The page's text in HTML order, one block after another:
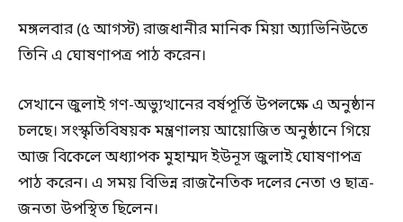
মঙ্গলবার (৫ আগস্ট) রাজধানীর মানিক মিয়া অ্যাভিনিউতে
তিনি এ ঘোষণাপত্র পাঠ করেন।
সেখানে জুলাই গণ-অভ্যুত্থানের বর্ষপূর্তি উপলক্ষে এ অনুষ্ঠান
চলছে। সংস্কৃতিবিষয়ক মন্ত্রণালয় আয়োজিত অনুষ্ঠানে গিয়ে
আজ বিকেলে অধ্যাপক মুহাম্মদ ইউনূস জুলাই ঘোষণাপত্র
পাঠ করেন। এ সময় বিভিন্ন রাজনৈতিক দলের নেতা ও ছাত্র-
জনতা উপস্থিত ছিলেন।